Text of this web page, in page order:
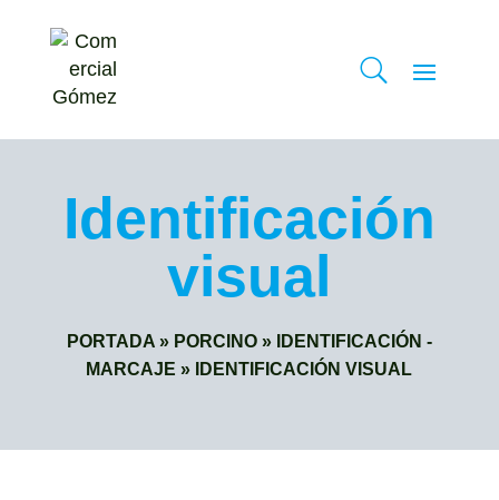
Identificación
visual
PORTADA» PORCINO»
IDENTIFICACIÓN -
MARCAJE » IDENTIFICACIÓN VISUAL